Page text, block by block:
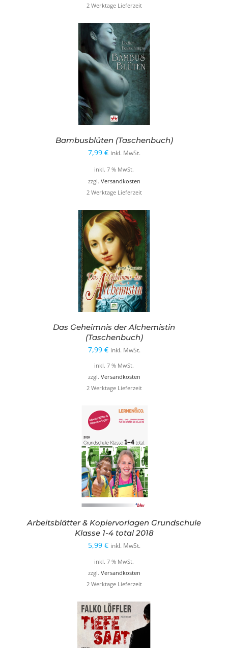
2 Werktage Lieferzeit
Bambusblüten (Taschenbuch)
7,99 € inkl. MwSt.
inkl. 7 % MwSt.
zzgl. Versandkosten
2 Werktage Lieferzeit
Das Geheimnis der Alchemistin
(Taschenbuch)
7,99 € inkl. MwSt.
inkl. 7 % MwSt.
zzgl. Versandkosten
2 Werktage Lieferzeit
Arbeitsblätter & Kopiervorlagen Grundschule
Klasse 1-4 total 2018
5,99 € inkl. MwSt.
inkl. 7 % MwSt.
zzgl. Versandkosten
2 Werktage Lieferzeit